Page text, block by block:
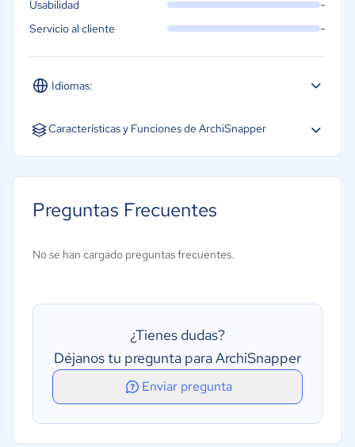
Idiomas:
Español Inglés
Usabilidad -
Servicio al cliente -
Características y Funciones de ArchiSnapper
Modelado de información de construcción
Pasos de secuencia
Importación exportación de archivos
Preguntas Frecuentes
No se han cargado preguntas frecuentes.
¿Tienes dudas?
Déjanos tu pregunta para ArchiSnapper
Enviar pregunta